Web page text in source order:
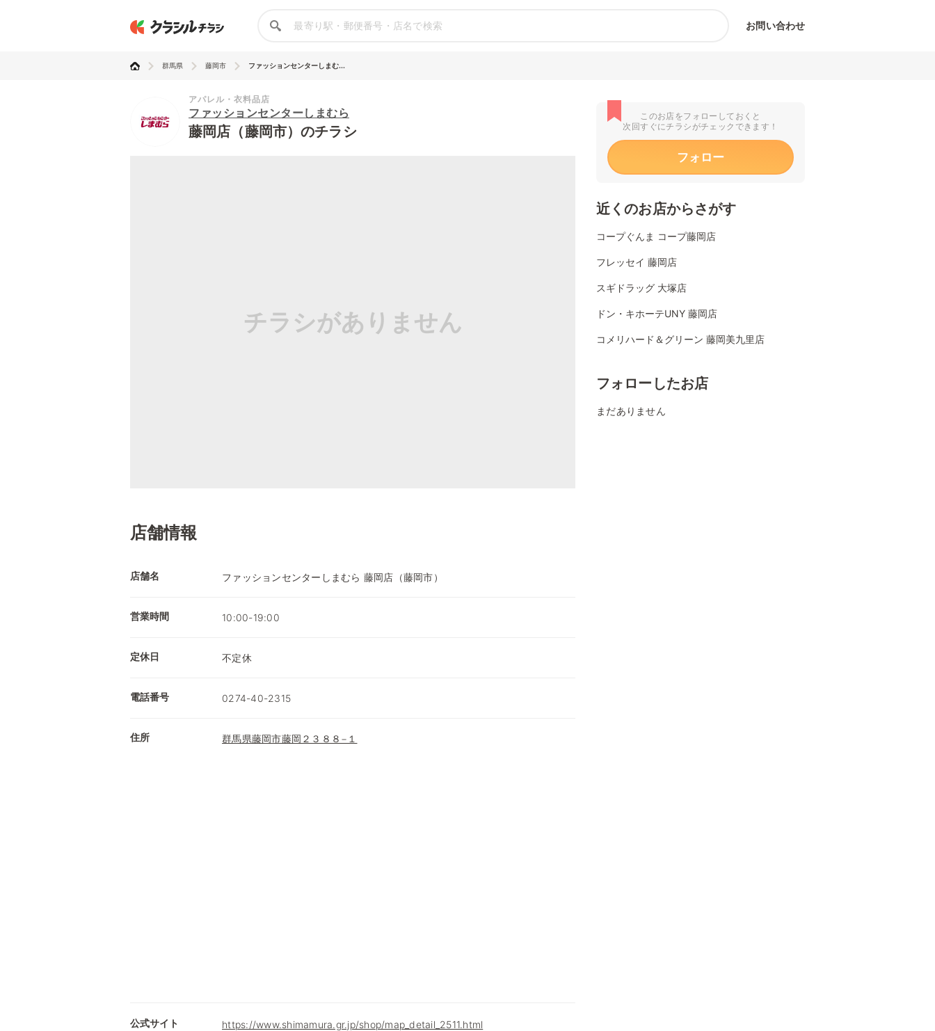
お問い合わせ
群馬県 藤岡市 ファッションセンターしまむ...
アパレル・衣料品店
ファッションセンターしまむら
藤岡店（藤岡市）のチラシ
チラシがありません
店舗情報
店舗名 ファッションセンターしまむら 藤岡店（藤岡市）
営業時間 10:00-19:00
定休日 不定休
電話番号 0274-40-2315
住所 群馬県藤岡市藤岡２３８８−１
公式サイト https://www.shimamura.gr.jp/shop/map_detail_2511.html
このお店をフォローしておくと
次回すぐにチラシがチェックできます！
フォロー
近くのお店からさがす
コープぐんま コープ藤岡店
フレッセイ 藤岡店
スギドラッグ 大塚店
ドン・キホーテUNY 藤岡店
コメリハード＆グリーン 藤岡美九里店
フォローしたお店
まだありません